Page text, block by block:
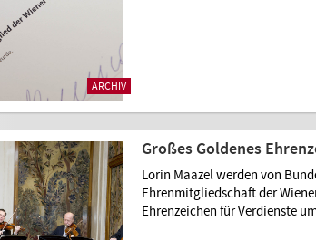
ARCHIV
Großes Goldenes
Lorin Maazel werden von
Ehrenmitgliedschaft der
Ehrenzeichen für Verdienste